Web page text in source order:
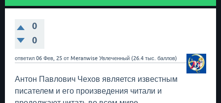
0
0
ответил 06 Фев, 25 от Meranwise Увлеченный (26.4 тыс. баллов)
Антон Павлович Чехов является известным
писателем и его произведения читали и